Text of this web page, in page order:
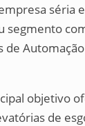
séria e
segmento
de
objetivo
de